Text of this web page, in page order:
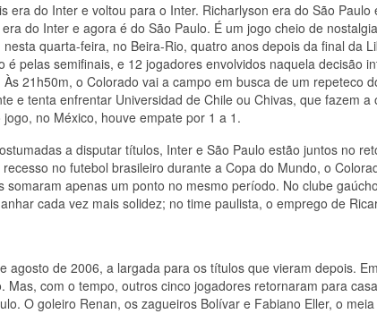
era do Inter e voltou para o Inter. Richarlyson era do São Paulo
do Inter e agora é do São Paulo. É um jogo cheio de
nesta quarta-feira, no Beira-Rio, quatro anos depois da final da
é pelas semifinais, e 12 jogadores envolvidos naquela decisão
Às 21h50m, o Colorado vai a campo em busca de um repeteco
e tenta enfrentar Universidad de Chile ou Chivas, que fazem a
jogo, no México, houve empate por 1 a 1.
a disputar títulos, Inter e São Paulo estão juntos no
no futebol brasileiro durante a Copa do Mundo, o
apenas um ponto no mesmo período. No clube
cada vez mais solidez; no time paulista, o emprego de
agosto de 2006, a largada para os títulos que vieram depois.
Mas, com o tempo, outros cinco jogadores retornaram para
O goleiro Renan, os zagueiros Bolívar e Fabiano Eller, o